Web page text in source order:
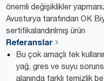
önemli değişiklikler
Avusturya tarafından OK
sertifikalandırılmış ürün
Referanslar
Bu çok amaçlı tek
yağ, gres ve suyu
alanında farklı temizlik